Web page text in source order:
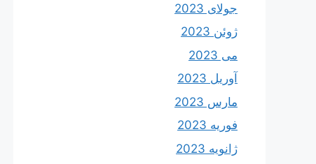
جولای 2023
ژوئن 2023
می 2023
آوریل 2023
مارس 2023
فوریه 2023
ژانویه 2023